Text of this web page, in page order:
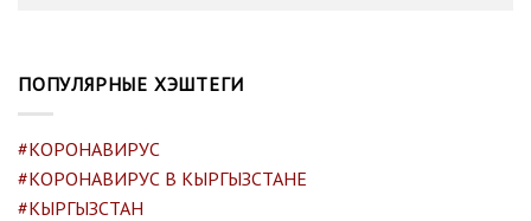
ПОПУЛЯРНЫЕ ХЭШТЕГИ
#КОРОНАВИРУС
#КОРОНАВИРУС В КЫРГЫЗСТАНЕ
#КЫРГЫЗСТАН